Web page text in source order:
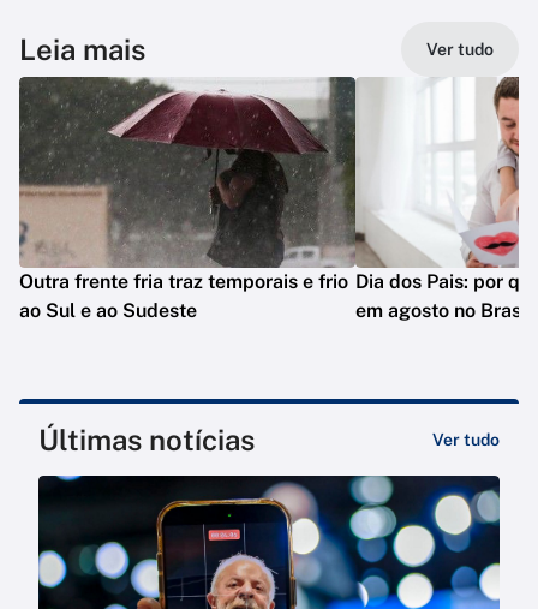
Leia mais Ver tudo
Outra frente fria traz temporais e frio
ao Sul e ao Sudeste
Dia dos Pais: por
em agosto no
Últimas notícias Ver tudo